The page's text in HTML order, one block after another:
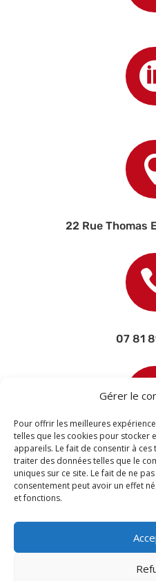
Gérer le
Pour offrir les meilleures
telles que les cookies pour stocker
appareils. Le fait de consentir à
traiter des données telles que le
uniques sur ce site. Le fait de ne
consentement peut avoir un effet
et fonctions.
22 Rue Thomas
07 81